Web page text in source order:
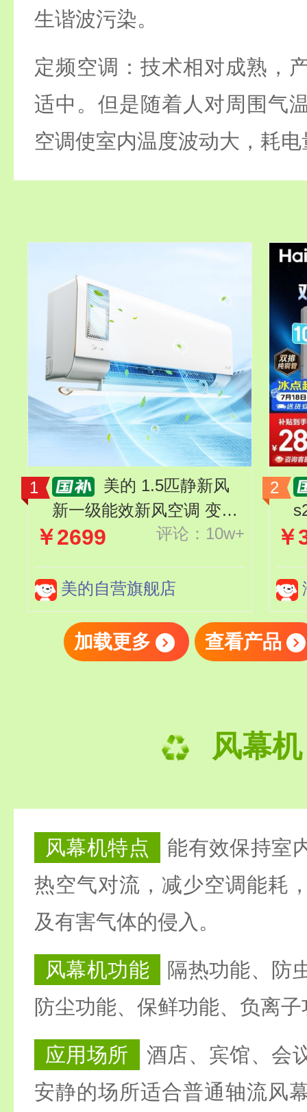
生谐波污染。
定频空调：技术相对成熟，
适中。但是随着人对周围气
空调使室内温度波动大，耗
美的 1.5匹静新风
新一级能效新风空调 变频
冷暖壁挂式空调挂机 KFR-
￥2699 评论：10w+
美的自营旗舰店
￥
加载更多 查看产品
风幕机
风幕机特点
能有效保持室
热空气对流，减少空调能耗
及有害气体的侵入。
风幕机功能
隔热功能、防
防尘功能、保鲜功能、负离
应用场所
酒店、宾馆、会
安静的场所适合普通轴流风